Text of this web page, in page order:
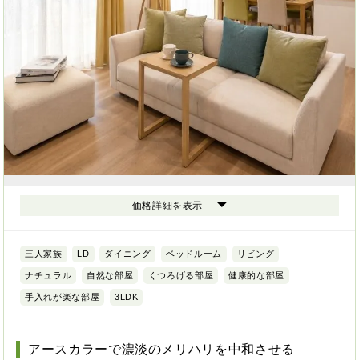
価格詳細を表示
三人家族 LD ダイニング ベッドルーム リビング
ナチュラル 自然な部屋 くつろげる部屋 健康的な部屋
手入れが楽な部屋 3LDK
アースカラーで濃淡のメリハリを中和させる